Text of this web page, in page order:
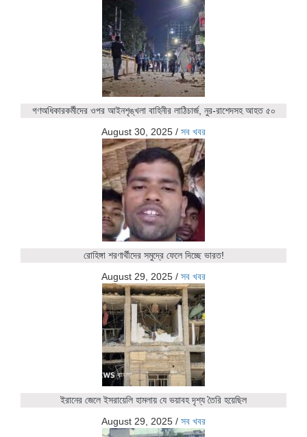
গণঅধিকারকর্মীদের ওপর আইনশৃঙ্খলা বাহিনীর লাঠিচার্জ, নুর-রাশেদসহ আহত ৫০
August 30, 2025 / সব খবর
রোহিঙ্গা শরণার্থীদের সমুদ্রে ফেলে দিচ্ছে ভারত!
August 29, 2025 / সব খবর
ইরানের জেলে ইসরায়েলি হামলায় যে ভয়াবহ দৃশ্য তৈরি হয়েছিল
August 29, 2025 / সব খবর